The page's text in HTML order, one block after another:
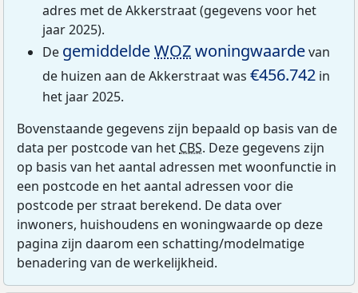
adres met de Akkerstraat (gegevens voor het
jaar 2025).
De gemiddeldeWOZwoningwaardevan
de huizen aan de Akkerstraat was €456.742 in
het jaar 2025.
Bovenstaande gegevens zijn bepaald op basis van de
data per postcode van het CBS. Deze gegevens zijn
op basis van het aantal adressen met woonfunctie in
een postcode en het aantal adressen voor die
postcode per straat berekend. De data over
inwoners, huishoudens en woningwaarde op deze
pagina zijn daarom een schatting/modelmatige
benadering van de werkelijkheid.